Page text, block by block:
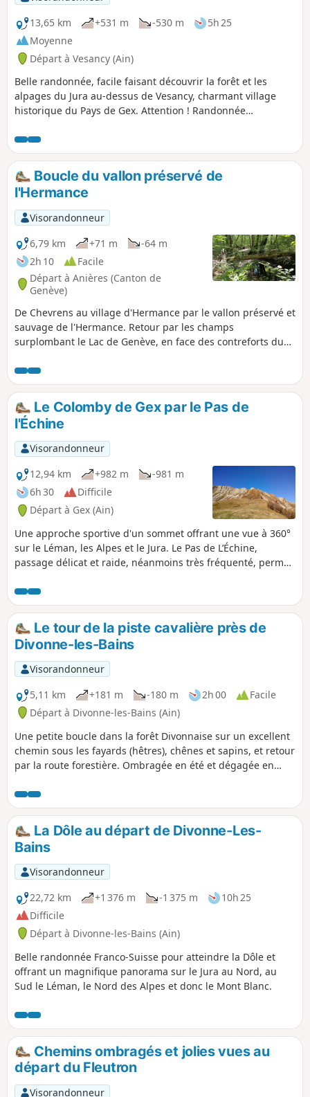
13,65 km
+531 m -530 m
5h 25
Moyenne
Départ à Vesancy (Ain)
Belle randonnée, facile faisant découvrir la forêt et les
alpages du Jura au-dessus de Vesancy, charmant village
historique du Pays de Gex. Attention ! Randonnée
Boucle du vallon préservé de
l'Hermance
Visorandonneur
6,79 km
+71 m
-64 m
2h 10
Facile
Départ à Anières (Canton de
Genève)
De Chevrens au village d'Hermance par le vallon préservé et
sauvage de l'Hermance. Retour par les champs
surplombant le Lac de Genève, en face des contreforts du
Le Colomby de Gex par le Pas de
l'Échine
Visorandonneur
12,94 km
+982 m
-981 m
6h 30
Difficile
Départ à Gex (Ain)
Une approche sportive d'un sommet offrant une vue à 360°
sur le Léman, les Alpes et le Jura. Le Pas de L’Échine,
passage délicat et raide, néanmoins très fréquenté, permet
ambiance. Le must étant de le parcourir au mois de mai
quand il est encore partiellement enneigé et que l'on doit
se faufiler entre la neige et la paroi. Par contre, il est
fortement déconseillé de s'engager sur les pentes voisines
très exposées.
Le tour de la piste cavalière près de
Divonne-les-Bains
Visorandonneur
5,11 km
+181 m -180 m 2h 00
Facile
Départ à Divonne-les-Bains (Ain)
Une petite boucle dans la forêt Divonnaise sur un excellent
chemin sous les fayards (hêtres), chênes et sapins, et retour
par la route forestière. Ombragée en été et dégagée en
trouées permettent d'apercevoir la cuvette du Léman et les
Alpes. Signalétique en divers endroits, il est impossible de
s'égarerLa Dôle au départ de Divonne-Les-
Bains
Visorandonneur
22,72 km
+1 376 m -1 375 m
10h 25
Difficile
Départ à Divonne-les-Bains (Ain)
Belle randonnée Franco-Suisse pour atteindre la Dôle et
offrant un magnifique panorama sur le Jura au Nord, au
Sud le Léman, le Nord des Alpes et donc le Mont Blanc.
Chemins ombragés et jolies vues au
départ du Fleutron
Visorandonneur